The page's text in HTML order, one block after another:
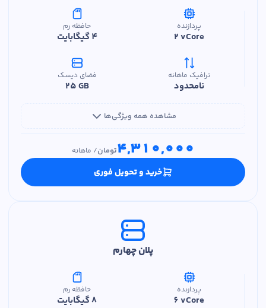
پردازنده
2 vCore
حافظه رم
4 گیگابایت
ترافیک ماهانه
نامحدود
فضای دیسک
25 GB
مشاهده همه ویژگی‌ها
4,310,000تومان/ ماهانه
خرید و تحویل فوری
پلان چهارم
پردازنده
6 vCore
حافظه رم
8 گیگابایت